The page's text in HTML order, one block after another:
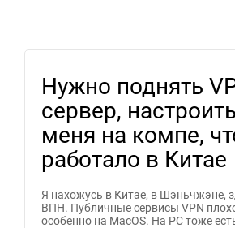
Нужно поднять
сервер,
меня на компе,
работало в Китае
Я нахожусь в Китае, в Шэньчжэне,
ВПН. Публичные сервисы VPN
особенно на MacOS. На PC тоже